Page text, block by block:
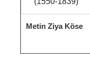
Metin Ziya Köse